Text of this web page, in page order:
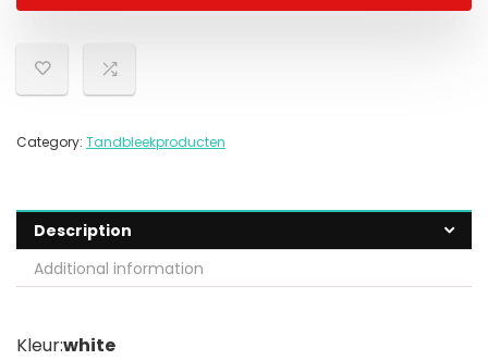
Category: Tandbleekproducten
Description
Additional information
Kleur:white